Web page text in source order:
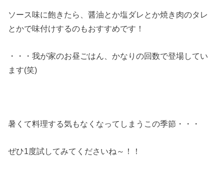
ソース味に飽きたら、醤油とか塩ダレとか焼き肉のタレ
とかで味付けするのもおすすめです！
・・・我が家のお昼ごはん、かなりの回数で登場してい
ます(笑)
暑くて料理する気もなくなってしまうこの季節・・・
ぜひ1度試してみてくださいね～！！